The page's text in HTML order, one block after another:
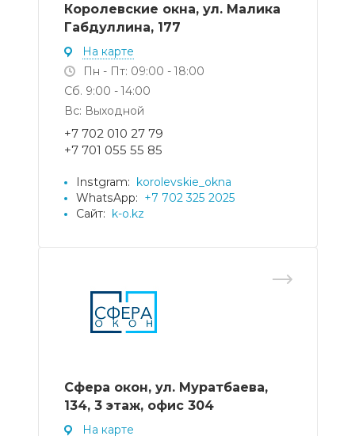
Королевские окна, ул. Малика
Габдуллина, 177
На карте
Пн - Пт: 09:00 - 18:00
Сб. 9:00 - 14:00
Вс: Выходной
+7 702 010 27 79
+7 701 055 55 85
Instgram: korolevskie_okna
WhatsApp: +7 702 325 2025
Сайт: k-o.kz
Сфера окон, ул. Муратбаева,
134, 3 этаж, офис 304
На карте